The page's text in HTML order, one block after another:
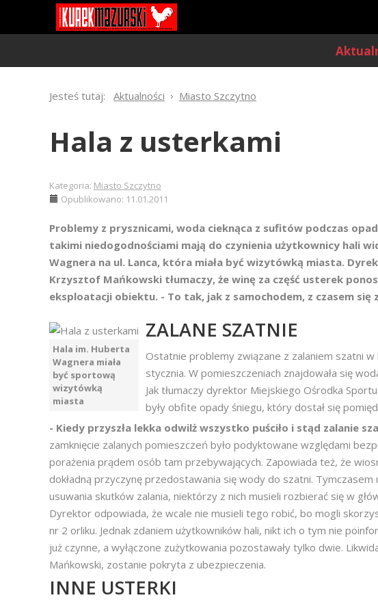
Jesteś tutaj: Aktualności Miasto Szczytno
Hala z usterkami
Kategoria: Miasto Szczytno
Opublikowano: 11.01.2011
Problemy z prysznicami, woda cieknąca z sufitów podczas
takimi niedogodnościami mają do czynienia użytkownicy hali
Wagnera na ul. Lanca, która miała być wizytówką miasta.
Krzysztof Mańkowski tłumaczy, że winę za część usterek
eksploatacji obiektu. - To tak, jak z samochodem, z czasem się
Hala im. Huberta
Wagnera miała
być sportową
wizytówką
miasta
ZALANE SZATNIE
Ostatnie problemy związane z zalaniem szatni w
stycznia. W pomieszczeniach znajdowała się
Jak tłumaczy dyrektor Miejskiego Ośrodka
były obfite opady śniegu, który dostał się
- Kiedy przyszła lekka odwilż wszystko puściło i stąd zalanie
zamknięcie zalanych pomieszczeń było podyktowane względami
porażenia prądem osób tam przebywających. Zapowiada też, że
dokładną przyczynę przedostawania się wody do szatni.
usuwania skutków zalania, niektórzy z nich musieli rozbierać się w
Dyrektor odpowiada, że wcale nie musieli tego robić, bo mogli
nr 2 orliku. Jednak zdaniem użytkowników hali, nikt ich o tym nie
już czynne, a wyłączone zużytkowania pozostawały tylko dwie.
Mańkowski, zostanie pokryta z ubezpieczenia.
INNE USTERKI